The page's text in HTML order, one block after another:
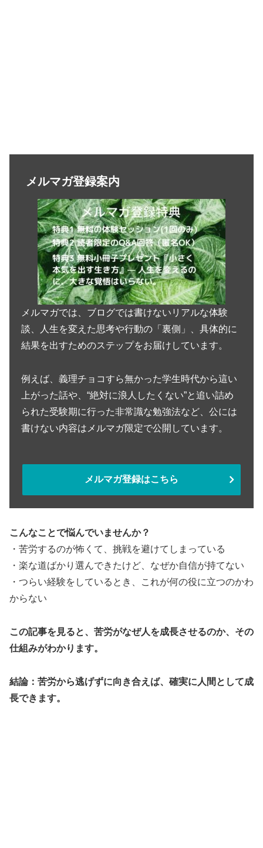
メルマガ登録案内
メルマガでは、ブログでは書けないリアルな体験
談、人生を変えた思考や行動の「裏側」、具体的に
結果を出すためのステップをお届けしています。
例えば、義理チョコすら無かった学生時代から這い
上がった話や、“絶対に浪人したくない”と追い詰め
られた受験期に行った非常識な勉強法など、公には
書けない内容はメルマガ限定で公開しています。
メルマガ登録はこちら
こんなことで悩んでいませんか？
・苦労するのが怖くて、挑戦を避けてしまっている
・楽な道ばかり選んできたけど、なぜか自信が持てない
・つらい経験をしているとき、これが何の役に立つのかわ
からない
この記事を見ると、苦労がなぜ人を成長させるのか、その
仕組みがわかります。
結論：苦労から逃げずに向き合えば、確実に人間として成
長できます。